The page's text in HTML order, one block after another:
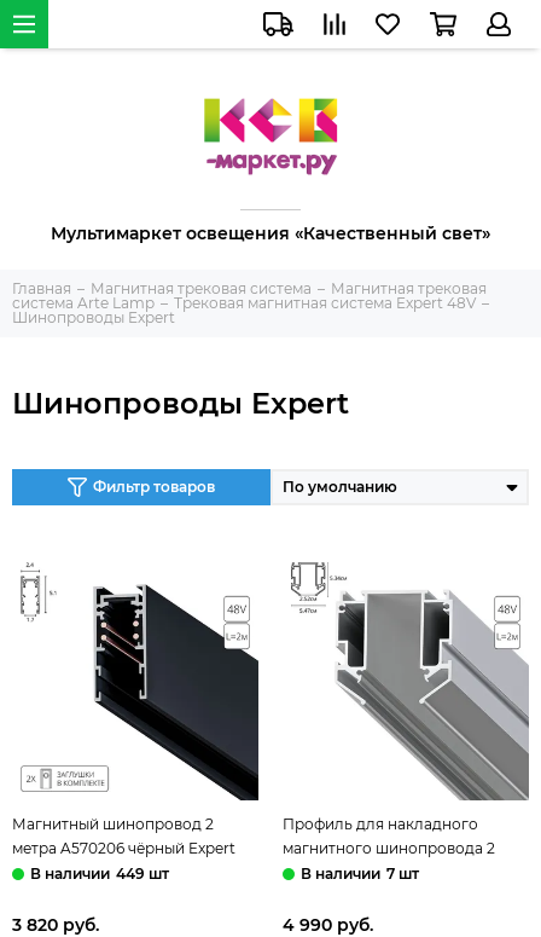
Мультимаркет освещения «Качественный свет»
Главная Магнитная трековая система
Магнитная трековая
система Arte Lamp
Трековая магнитная система Expert 48V
Шинопроводы Expert
Шинопроводы Expert
Фильтр товаров
Магнитный шинопровод 2
метра A570206 чёрный Expert
Arte Lamp
449 шт
3 820 руб.
Профиль для накладного
магнитного шинопровода 2
метра A640205 серый Expert
7 шт
4 990 руб.